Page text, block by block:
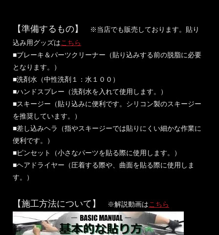
【準備するもの】
※当店でも販売しております。貼り
込み用グッズはこちら
■ブレーキ＆パーツクリーナー（貼り込みする前の脱脂に必要
となります。）
■洗剤水（中性洗剤１：水１００）
■ハンドスプレー（洗剤水を入れて使用します。）
■スキージー（貼り込みに便利です。シリコン製のスキージー
を推奨しています。）
■差し込みヘラ（指やスキージーでは貼りにくい細かな作業に
便利です。）
■ピンセット（小さなパーツを貼る際に使用します。）
■ヘアドライヤー（圧着する際や、曲面を貼る際に使用しま
す。）
【施工方法について】 ※解説動画はこちら